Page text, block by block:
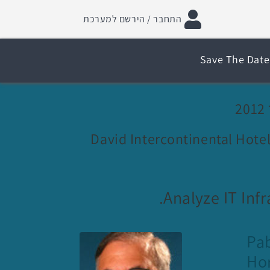
התחבר / הירשם למערכת
Save The Date
David Intercontinental
Analyze IT